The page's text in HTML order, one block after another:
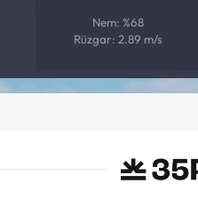
Nem: %68
Rüzgar: 2.89 m/s